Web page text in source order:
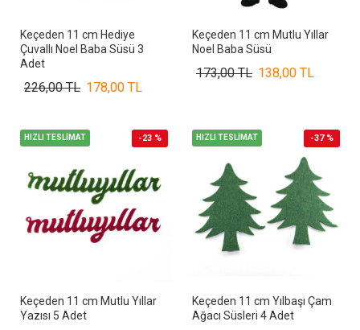
Keçeden 11 cm Hediye
Çuvallı Noel Baba Süsü 3
Adet
178,00 TL
226,00 TL
Keçeden 11 cm Mutlu Yıllar
Noel Baba Süsü
138,00 TL
173,00 TL
HIZLI TESLİMAT -23 %
Keçeden 11 cm Mutlu Yıllar
Yazısı 5 Adet
HIZLI TESLİMAT -37 %
Keçeden 11 cm Yılbaşı Çam
Ağacı Süsleri 4 Adet